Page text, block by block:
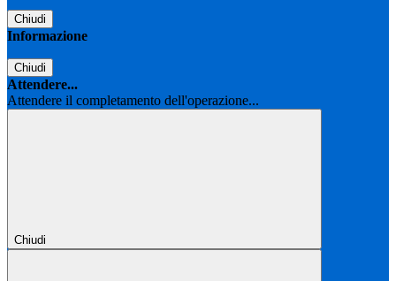
Chiudi
Informazione
Chiudi
Attendere...
Attendere il completamento dell'operazione...
Chiudi